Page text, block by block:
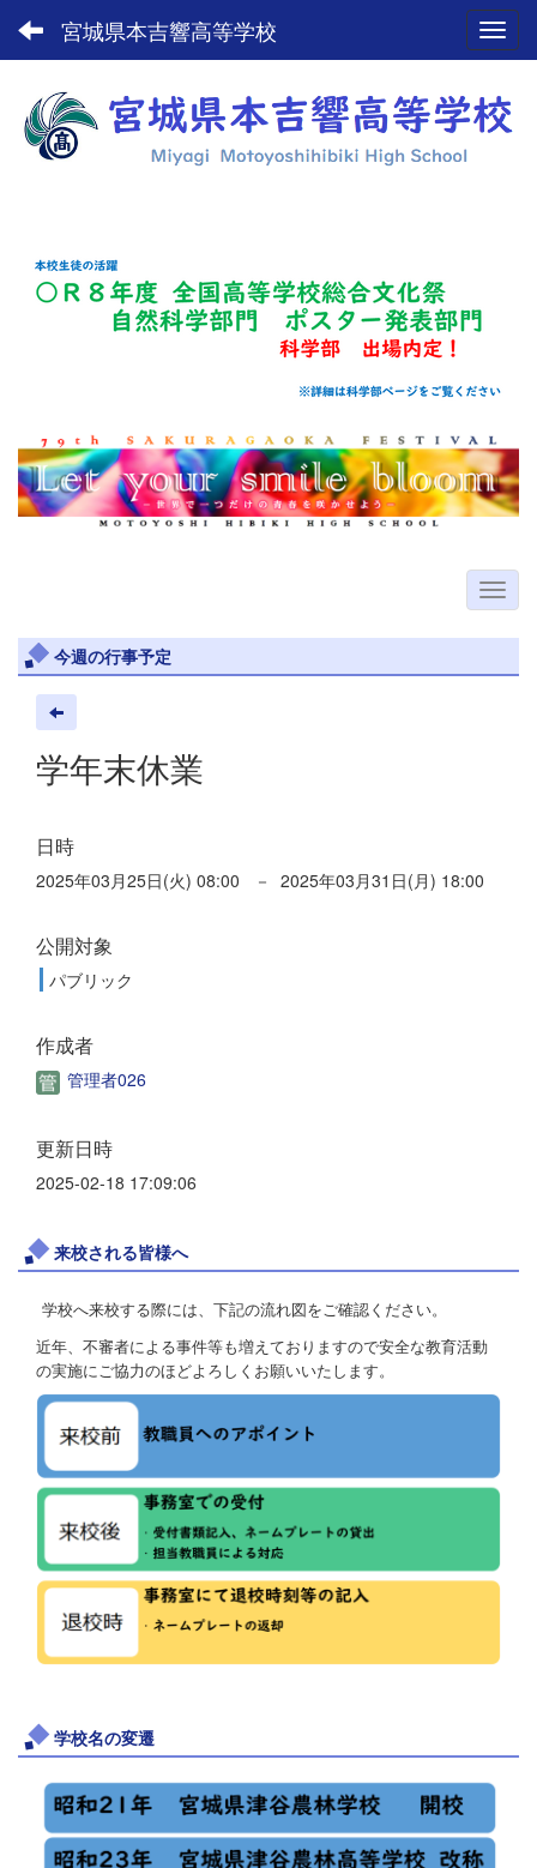
宮城県本吉響高等学校
今週の行事予定
学年末休業
日時
2025年03月25日(火) 08:00 － 2025年03月31日(月) 18:00
公開対象
パブリック
作成者
管理者026
更新日時
2025-02-18 17:09:06
来校される皆様へ
学校へ来校する際には、下記の流れ図をご確認ください。
近年、不審者による事件等も増えておりますので安全な教育活動
の実施にご協力のほどよろしくお願いいたします。
学校名の変遷